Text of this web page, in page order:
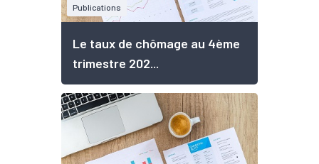
Publications
Le taux de chômage au 4ème
trimestre 202...